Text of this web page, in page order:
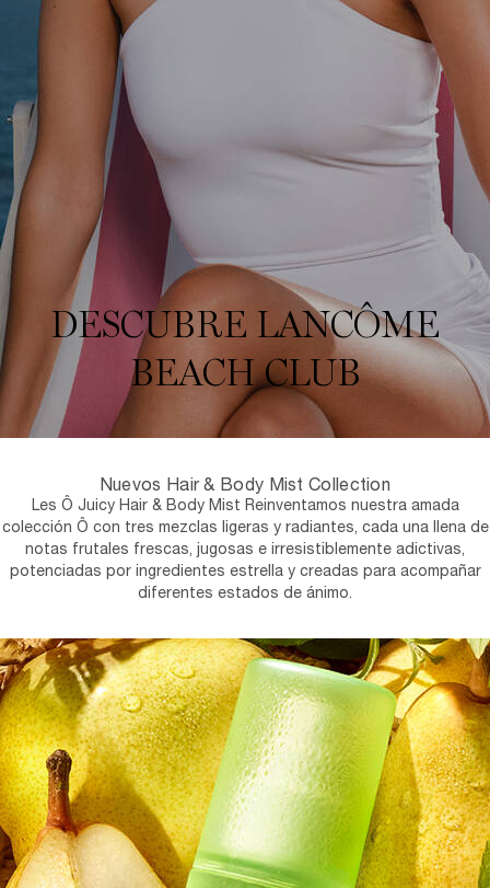
DESCUBRE LANCÔME
BEACH CLUB
Nuevos Hair & Body Mist Collection
Les Ô Juicy Hair & Body Mist Reinventamos nuestra amada
colección Ô con tres mezclas ligeras y radiantes, cada una llena de
notas frutales frescas, jugosas e irresistiblemente adictivas,
potenciadas por ingredientes estrella y creadas para acompañar
diferentes estados de ánimo.